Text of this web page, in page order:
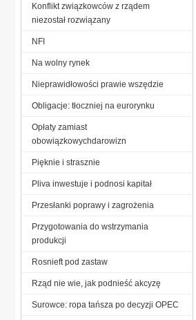
Konflikt związkowców z rządem
niezostał rozwiązany
NFI
Na wolny rynek
Nieprawidłowości prawie wszędzie
Obligacje: tłoczniej na eurorynku
Opłaty zamiast
obowiązkowychdarowizn
Pięknie i strasznie
Pliva inwestuje i podnosi kapitał
Przesłanki poprawy i zagrożenia
Przygotowania do wstrzymania
produkcji
Rosnieft pod zastaw
Rząd nie wie, jak podnieść akcyzę
Surowce: ropa tańsza po decyzji OPEC